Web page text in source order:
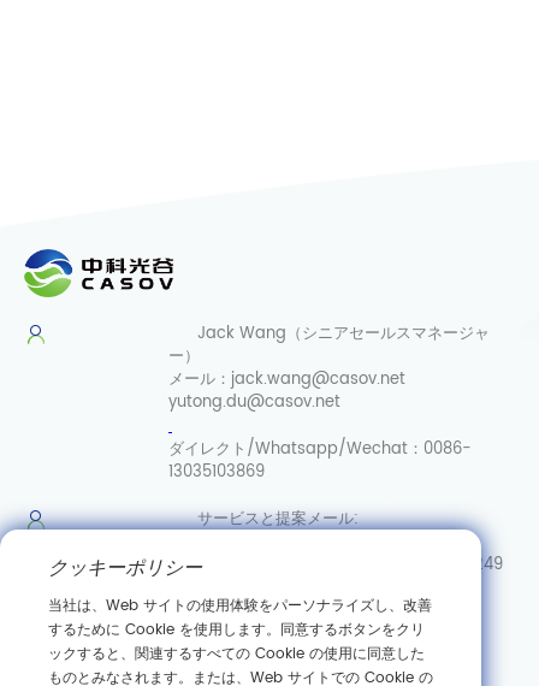
Jack Wang（シニアセールスマネージャ
ー）
メール： jack.wang@casov.net
yutong.du@casov.net
ダイレクト/Whatsapp/Wechat： 0086-
13035103869
サービスと提案メール:
ト/Whatsapp/Wechat:
0086-15307143249
武漢合成
生物学イノベーションハブ
クッキーポリシー
当社は、Web サイトの使用体験をパーソナライズし、改善
するために Cookie を使用します。同意するボタンをクリ
ックすると、関連するすべての Cookie の使用に同意した
ものとみなされます。または、Web サイトでの Cookie の